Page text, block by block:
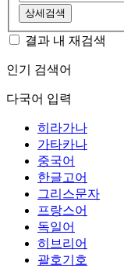
상세검색
결과 내 재검색
인기 검색어
다국어 입력
히라가나
가타카나
중국어
한글고어
그리스문자
프랑스어
독일어
히브리어
괄호기호